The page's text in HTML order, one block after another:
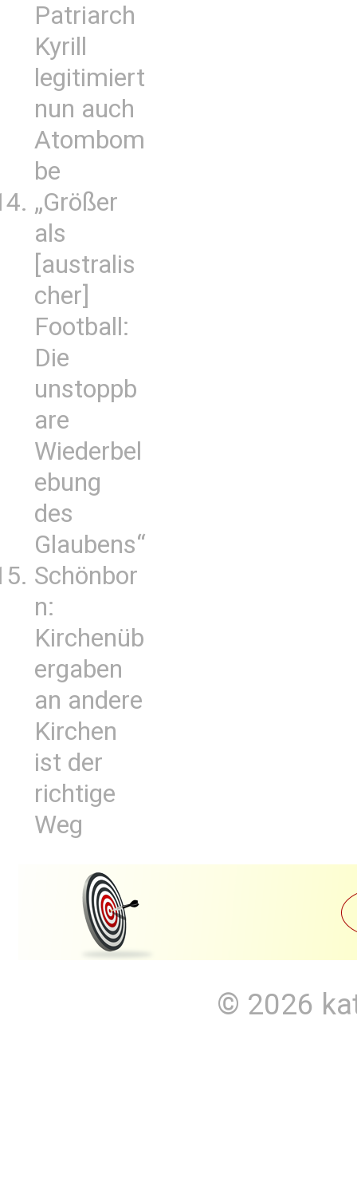
Patriarch
Kyrill
legitimiert
nun auch
Atombom
be
„Größer
als
[australis
cher]
Football:
Die
unstoppb
are
Wiederbel
ebung
des
Glaubens“
Schönbor
n:
Kirchenüb
ergaben
an andere
Kirchen
ist der
richtige
Weg
© 2026